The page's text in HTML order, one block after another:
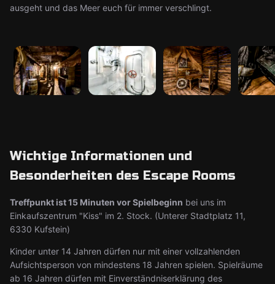
ausgeht und das Meer euch für immer verschlingt.
Wichtige Informationen und
Besonderheiten des Escape Rooms
Treffpunkt ist 15 Minuten vor Spielbeginn bei uns im
Einkaufszentrum "Kiss" im 2. Stock. (Unterer Stadtplatz 11,
6330 Kufstein)
Kinder unter 14 Jahren dürfen nur mit einer vollzahlenden
Aufsichtsperson von mindestens 18 Jahren spielen. Spielräume
ab 16 Jahren dürfen mit Einverständniserklärung des